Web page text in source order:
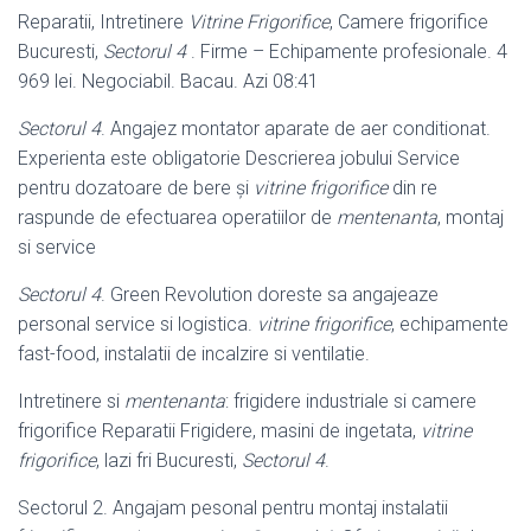
Reparatii, Intretinere Vitrine Frigorifice, Camere frigorifice
Bucuresti, Sectorul 4. Firme – Echipamente profesionale. 4
969 lei. Negociabil. Bacau. Azi 08:41
Sectorul 4. Angajez montator aparate de aer conditionat.
Experienta este obligatorie Descrierea jobului Service
pentru dozatoare de bere şi vitrine frigorificedin re
raspunde de efectuarea operatiilor de mentenanta, montaj
si service
Sectorul 4. Green Revolution doreste sa angajeaze
personal service si logistica. vitrine frigorifice, echipamente
fast-food, instalatii de incalzire si ventilatie.
Intretinere si mentenanta: frigidere industriale si camere
frigorifice Reparatii Frigidere, masini de ingetata, vitrine
frigorifice, lazi fri Bucuresti, Sectorul 4.
Sectorul 2. Angajam pesonal pentru montaj instalatii